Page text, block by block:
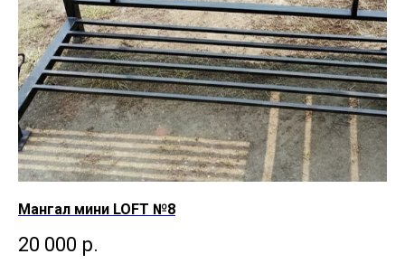
Мангал мини LOFT №8
20 000 р.